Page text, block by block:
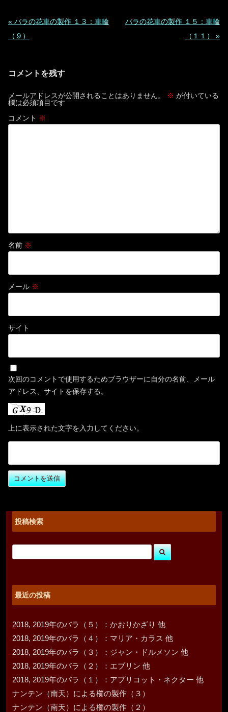
投
稿
ゲ
ー
シ
ョ
« バラの花車の製作 １３：車輪
（９）
バラの花車の製作 １５：車輪
（１１） »
コメントを残す
メールアドレスが公開されることはありません。 ※ が付いている
欄は必須項目です
コメント ※
名前 ※
メール ※
サイト
次回のコメントで使用するためブラウザーに自分の名前、メール
アドレス、サイトを保存する。
上に表示された文字を入力してください。
投稿検索
最近の投稿
2018, 2019年のバラ（５）：かおりかざり 他
2018, 2019年のバラ（４）：マリア・カラス 他
2018, 2019年のバラ（３）：ジャン・ドルメソン 他
2018, 2019年のバラ（２）：エブリン 他
2018, 2019年のバラ（１）：アプリコット・ネクター 他
ナンテン（南天）による櫛の製作（３）
ナンテン（南天）による櫛の製作（２）